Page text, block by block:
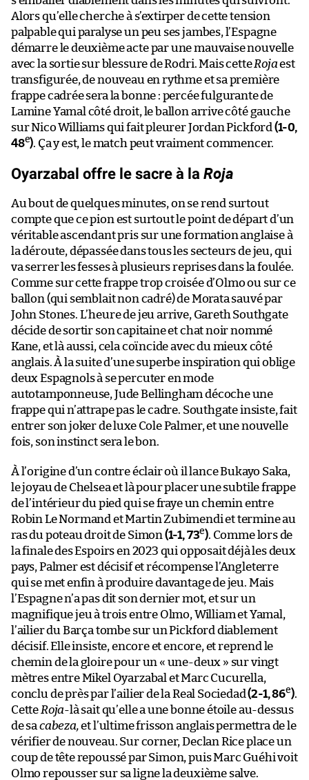
Alors qu’elle cherche à s’extirper de cette tension
palpable qui paralyse un peu ses jambes, l’Espagne
démarre le deuxième acte par une mauvaise nouvelle
avec la sortie sur blessure de Rodri. Mais cetteRojaest
transfigurée, de nouveau en rythme et sa première
frappe cadrée sera la bonne : percée fulgurante de
Lamine Yamal côté droit, le ballon arrive côté gauche
sur Nico Williams qui fait pleurer Jordan Pickford (1-0,
48e). Ça y est, le match peut vraiment commencer.
Oyarzabal offre le sacre à la Roja
Au bout de quelques minutes, on se rend surtout
compte que ce pion est surtout le point de départ d’un
véritable ascendant pris sur une formation anglaise à
la déroute, dépassée dans tous les secteurs de jeu, qui
va serrer les fesses à plusieurs reprises dans la foulée.
Comme sur cette frappe trop croisée d’Olmo ou sur ce
ballon (qui semblait non cadré) de Morata sauvé par
John Stones. L’heure de jeu arrive, Gareth Southgate
décide de sortir son capitaine et chat noir nommé
Kane, et là aussi, cela coïncide avec du mieux côté
anglais. À la suite d’une superbe inspiration qui oblige
deux Espagnols à se percuter en mode
autotamponneuse, Jude Bellingham décoche une
frappe qui n’attrape pas le cadre. Southgate insiste, fait
entrer son joker de luxe Cole Palmer, et une nouvelle
fois, son instinct sera le bon.
À l’origine d’un contre éclair où il lance Bukayo Saka,
le joyau de Chelsea et là pour placer une subtile frappe
de l’intérieur du pied qui se fraye un chemin entre
Robin Le Normand et Martin Zubimendi et termine au
ras du poteau droit de Simon (1-1, 73e). Comme lors de
la finale des Espoirs en 2023 qui opposait déjà les deux
pays, Palmer est décisif et récompense l’Angleterre
qui se met enfin à produire davantage de jeu. Mais
l’Espagne n’a pas dit son dernier mot, et sur un
magnifique jeu à trois entre Olmo, William et Yamal,
l’ailier du Barça tombe sur un Pickford diablement
décisif. Elle insiste, encore et encore, et reprend le
chemin de la gloire pour un « une-deux » sur vingt
mètres entre Mikel Oyarzabal et Marc Cucurella,
conclu de près par l’ailier de la Real Sociedad(2-1, 86e).
Cette Roja-là sait qu’elle a une bonne étoile au-dessus
de sa cabeza,et l’ultime frisson anglais permettra de le
vérifier de nouveau. Sur corner, Declan Rice place un
coup de tête repoussé par Simon, puis Marc Guéhi voit
Olmo repousser sur sa ligne la deuxième salve.